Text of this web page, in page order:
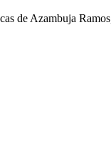
de Azambuja